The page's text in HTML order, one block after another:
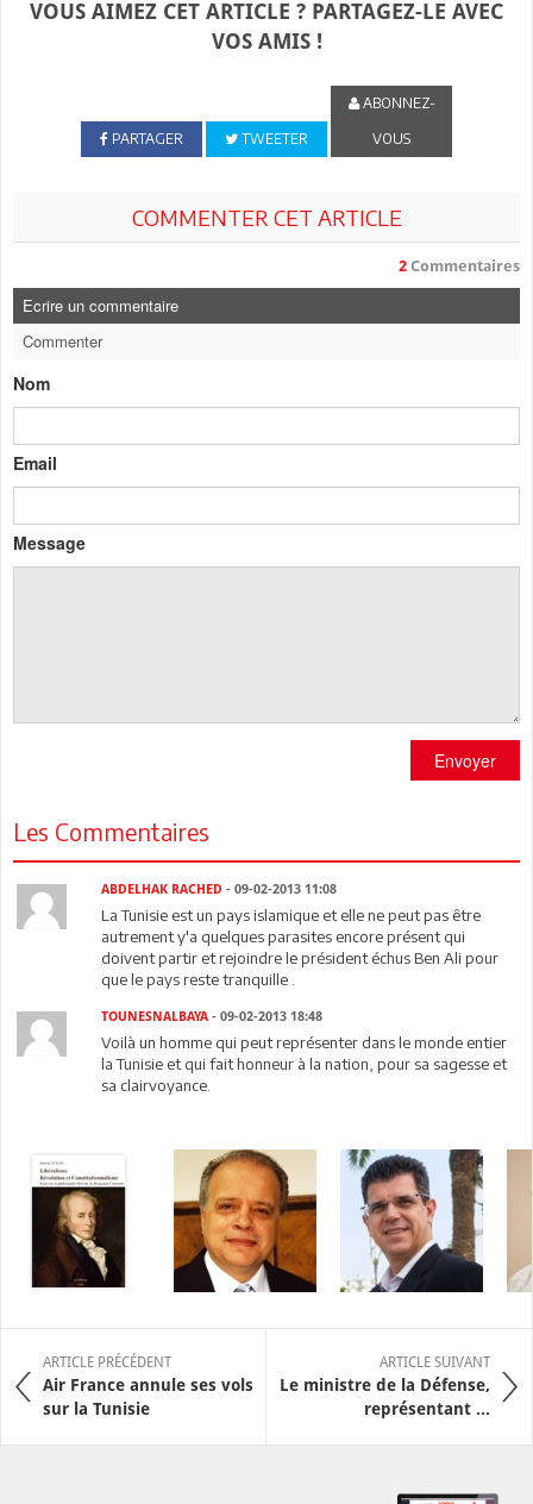
VOUS AIMEZ CET ARTICLE ? PARTAGEZ-LE AVEC
VOS AMIS !
PARTAGER TWEETER
ABONNEZ-
VOUS
COMMENTER CET ARTICLE
2 Commentaires
Ecrire un commentaire
Commenter
Nom
Email
Message
Envoyer
Les Commentaires
ABDELHAK RACHED - 09-02-2013 11:08
La Tunisie est un pays islamique et elle ne peut pas être
autrement y'a quelques parasites encore présent qui
doivent partir et rejoindre le président échus Ben Ali pour
que le pays reste tranquille .
TOUNESNALBAYA - 09-02-2013 18:48
Voilà un homme qui peut représenter dans le monde entier
la Tunisie et qui fait honneur à la nation, pour sa sagesse et
sa clairvoyance.
ARTICLE PRÉCÉDENT
Air France annule ses vols
sur la Tunisie
ARTICLE SUIVANT
Le ministre de la Défense,
représentant ...